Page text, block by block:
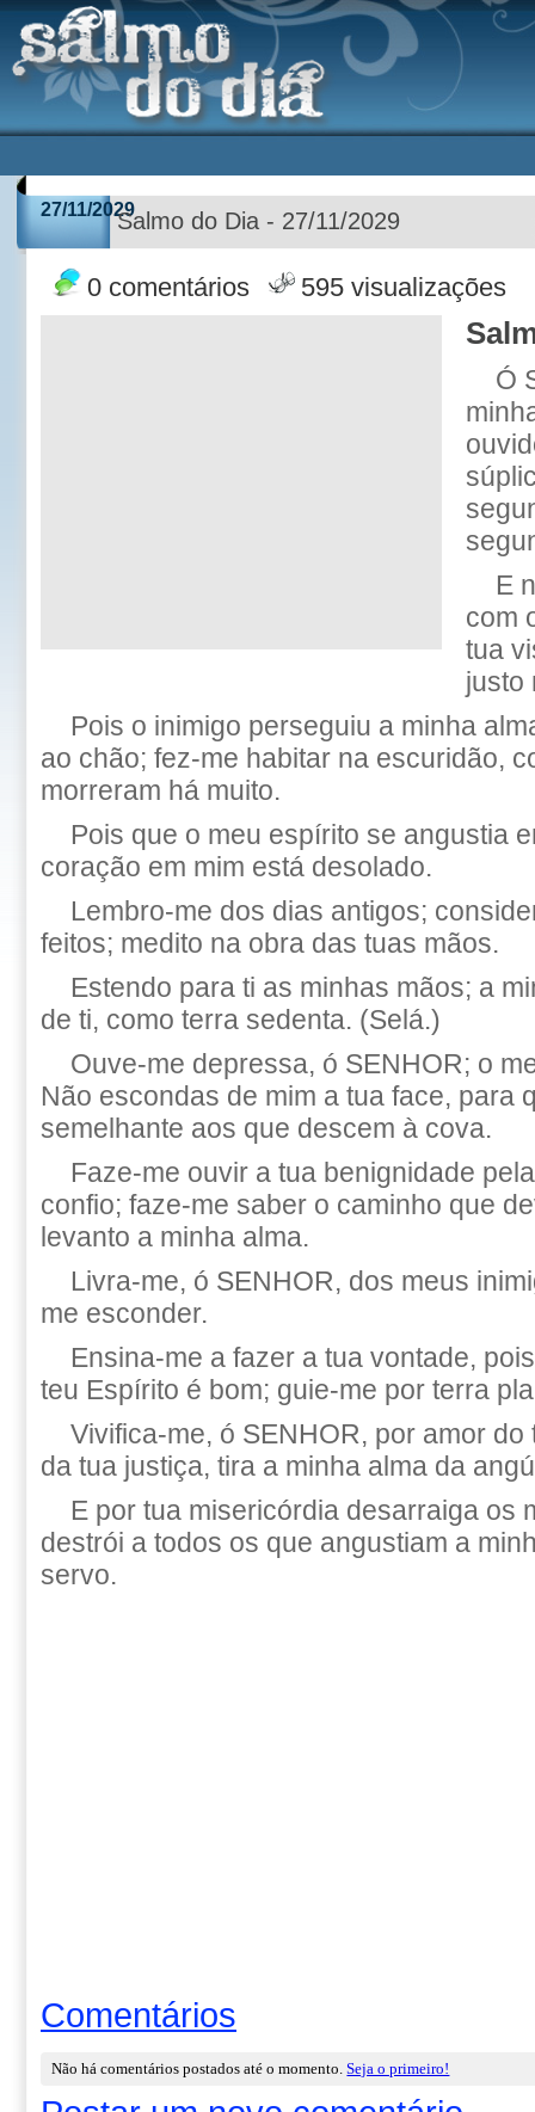
27/11/2029Salmo do Dia - 27/11/2029
0 comentários 595 visualizações
Ó
E
com
tua
justo
Pois o inimigo perseguiu a minha
ao chão; fez-me habitar na escuridão,
morreram há muito.
Pois que o meu espírito se angustia
coração em mim está desolado.
Lembro-me dos dias antigos;
feitos; medito na obra das tuas mãos.
Estendo para ti as minhas mãos; a
de ti, como terra sedenta. (Selá.)
Ouve-me depressa, ó SENHOR; o
Não escondas de mim a tua face, para
semelhante aos que descem à cova.
Faze-me ouvir a tua benignidade
confio; faze-me saber o caminho que
levanto a minha alma.
Livra-me, ó SENHOR, dos meus
me esconder.
Ensina-me a fazer a tua vontade,
teu Espírito é bom; guie-me por terra
Vivifica-me, ó SENHOR, por amor
da tua justiça, tira a minha alma da
E por tua misericórdia desarraiga os
destrói a todos os que angustiam a
servo.
Comentários
Não há comentários postados até o momento.Seja o primeiro!